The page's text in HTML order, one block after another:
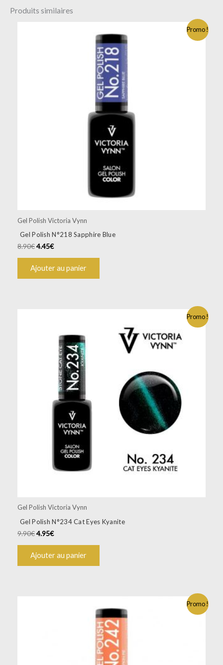
Produits similaires
Promo !
Gel Polish Victoria Vynn
Gel Polish N°218 Sapphire Blue
8.90€4.45€
Ajouter au panier
Promo !
Gel Polish Victoria Vynn
Gel Polish N°234 Cat Eyes Kyanite
9.90€4.95€
Ajouter au panier
Promo !